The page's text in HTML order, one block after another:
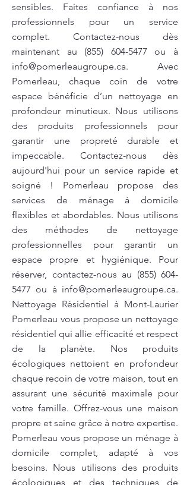
sensibles. Faites confiance à nos
professionnels pour un service
complet. Contactez-nous dès
maintenant au (855) 604-5477 ou à
info@pomerleaugroupe.ca. Avec
Pomerleau, chaque coin de votre
espace bénéficie d’un nettoyage en
profondeur minutieux. Nous utilisons
des produits professionnels pour
garantir une propreté durable et
impeccable. Contactez-nous dès
aujourd'hui pour un service rapide et
soigné ! Pomerleau propose des
services de ménage à domicile
flexibles et abordables. Nous utilisons
des méthodes de nettoyage
professionnelles pour garantir un
espace propre et hygiénique. Pour
réserver, contactez-nous au (855) 604-
5477 ou à info@pomerleaugroupe.ca.
Nettoyage Résidentiel à Mont-Laurier
Pomerleau vous propose un nettoyage
résidentiel qui allie efficacité et respect
de la planète. Nos produits
écologiques nettoient en profondeur
chaque recoin de votre maison, tout en
assurant une sécurité maximale pour
votre famille. Offrez-vous une maison
propre et saine grâce à notre expertise.
Pomerleau vous propose un ménage à
domicile complet, adapté à vos
besoins. Nous utilisons des produits
écologiques et des techniques de